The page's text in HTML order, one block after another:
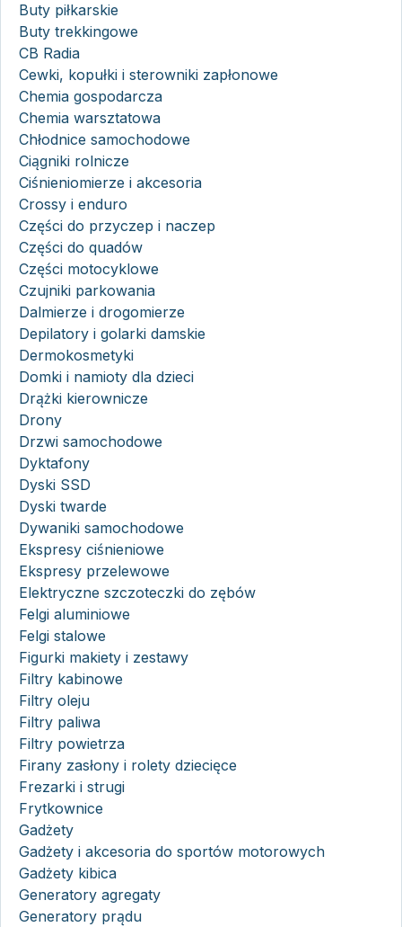
Buty piłkarskie
Buty trekkingowe
CB Radia
Cewki, kopułki i sterowniki zapłonowe
Chemia gospodarcza
Chemia warsztatowa
Chłodnice samochodowe
Ciągniki rolnicze
Ciśnieniomierze i akcesoria
Crossy i enduro
Części do przyczep i naczep
Części do quadów
Części motocyklowe
Czujniki parkowania
Dalmierze i drogomierze
Depilatory i golarki damskie
Dermokosmetyki
Domki i namioty dla dzieci
Drążki kierownicze
Drony
Drzwi samochodowe
Dyktafony
Dyski SSD
Dyski twarde
Dywaniki samochodowe
Ekspresy ciśnieniowe
Ekspresy przelewowe
Elektryczne szczoteczki do zębów
Felgi aluminiowe
Felgi stalowe
Figurki makiety i zestawy
Filtry kabinowe
Filtry oleju
Filtry paliwa
Filtry powietrza
Firany zasłony i rolety dziecięce
Frezarki i strugi
Frytkownice
Gadżety
Gadżety i akcesoria do sportów motorowych
Gadżety kibica
Generatory agregaty
Generatory prądu